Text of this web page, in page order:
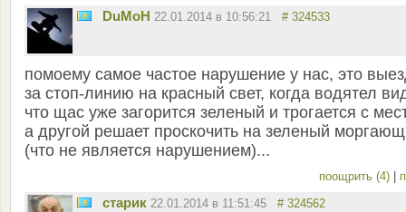
DuMoH 22.01.2014 в 10:56:21 # 324533
помоему самое частое нарушение у нас, это
за стоп-линию на красный свет, когда водятел
что щас уже загорится зеленый и трогается с
а другой решает проскочить на зеленый
(что не является нарушением)...
поощрить (4)
старик 22.01.2014 в 11:51:45 # 324562